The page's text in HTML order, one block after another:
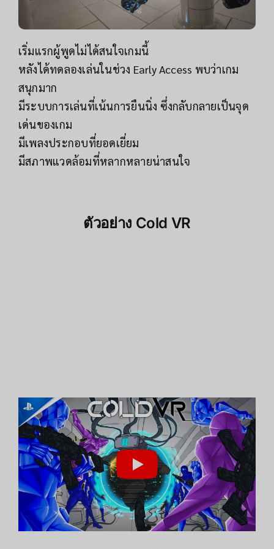
เริ่มแรกผู้พูดไม่ได้สนใจเกมนี้
หลังได้ทดลองเล่นในช่วง Early Access พบว่าเกม
สนุกมาก
มีระบบการเล่นที่เน้นการยืนนิ่ง ซึ่งกลับกลายเป็นจุด
เด่นของเกม
มีเพลงประกอบที่ยอดเยี่ยม
มีสภาพแวดล้อมที่หลากหลายน่าสนใจ
ตัวอย่าง Cold VR